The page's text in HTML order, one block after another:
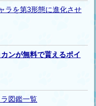
ラを第3形態に進化させ
ンが無料で貰えるポイ
図鑑一覧